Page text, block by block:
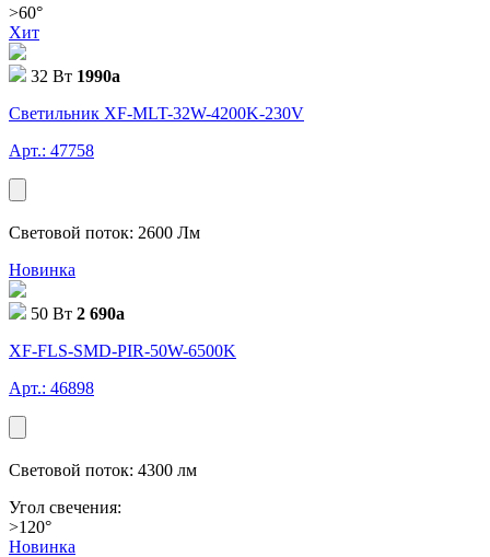
>60°
Хит
32 Вт 1990a
Светильник XF-MLT-32W-4200K-230V
Арт.: 47758
Световой поток: 2600 Лм
Новинка
50 Вт 2 690a
XF-FLS-SMD-PIR-50W-6500K
Арт.: 46898
Световой поток: 4300 лм
Угол свечения:
>120°
Новинка